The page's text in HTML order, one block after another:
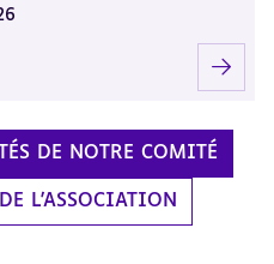
DE NOTRE COMITÉ
L'ASSOCIATION